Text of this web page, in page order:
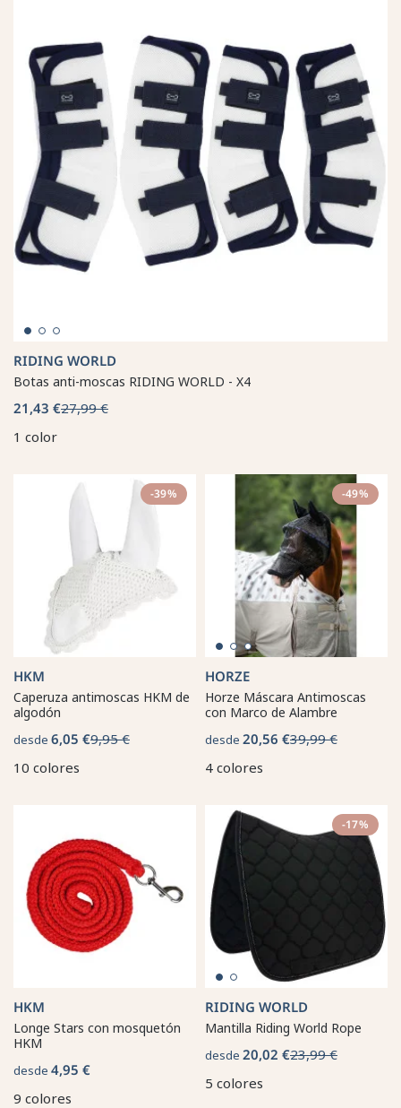
RIDING WORLD
Botas anti-moscas RIDING WORLD - X4
21,43 €27,99 €
1 color
-39%
HKM
Caperuza antimoscas HKM de
algodón
desde 6,05 €9,95 €
10 colores
-49%
HORZE
Horze Máscara Antimoscas
con Marco de Alambre
desde 20,56 €39,99 €
4 colores
HKM
Longe Stars con mosquetón
HKM
desde 4,95 €
9 colores
-17%
RIDING WORLD
Mantilla Riding World Rope
desde 20,02 €23,99 €
5 colores